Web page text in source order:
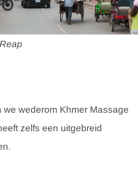
we wederom Khmer Massage
zelfs een uitgebreid